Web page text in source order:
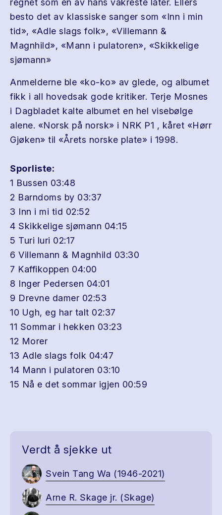
regnet som en av hans vakreste låter. Ellers
besto det av klassiske sanger som «Inn i min
tid», «Adle slags folk», «Villemann &
Magnhild», «Mann i pulatoren», «Skikkelige
sjømann»
Anmelderne ble «ko-ko» av glede, og albumet
fikk i all hovedsak gode kritiker. Terje Mosnes
i Dagbladet kalte albumet en hel visebølge
alene. «Norsk på norsk» i NRK P1 , kåret «Hørr
Gjøken» til «Årets norske plate» i 1998.
Sporliste:
1 Bussen 03:48
2 Barndoms by 03:37
3 Inn i mi tid 02:52
4 Skikkelige sjømann 04:15
5 Turi luri 02:17
6 Villemann & Magnhild 03:30
7 Kaffikoppen 04:00
8 Inger Pedersen 04:01
9 Drevne damer 02:53
10 Ugh, eg har talt 02:37
11 Sommar i hekken 03:23
12 Morer
13 Adle slags folk 04:47
14 Mann i pulatoren 03:10
15 Nå e det sommar igjen 00:59
Verdt å sjekke ut
Svein Tang Wa (1946-2021)
Arne R. Skage jr. (Skage)